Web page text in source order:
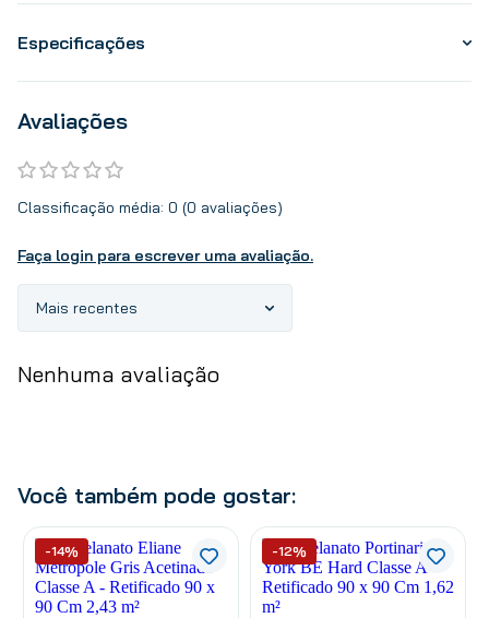
Especificações
Avaliações
Classificação média: 0 (0 avaliações)
Faça login para escrever uma avaliação.
Mais recentes
Nenhuma avaliação
Você também pode gostar:
-14% -12%